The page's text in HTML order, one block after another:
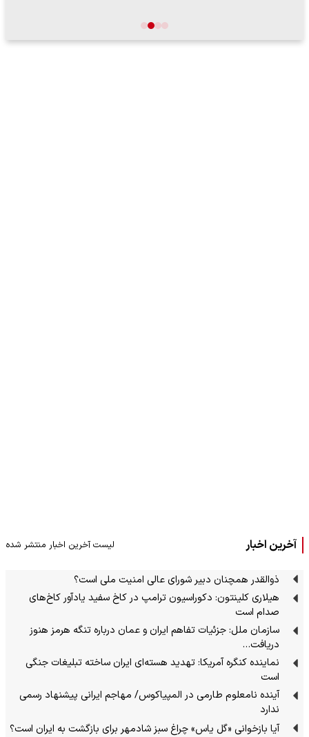
آخرین اخبار لیست آخرین اخبار منتشر شده
ذوالقدر همچنان دبیر شورای ‌عالی امنیت ملی است؟
هیلاری کلینتون: دکوراسیون ترامپ در کاخ سفید یادآور کاخ‌های
صدام است
سازمان ملل: جزئیات تفاهم ایران و عمان درباره تنگه هرمز هنوز
دریافت…
نماینده کنگره آمریکا: تهدید هسته‌ای ایران ساخته تبلیغات جنگی
است
آینده نامعلوم طارمی در المپیاکوس/ مهاجم ایرانی پیشنهاد رسمی
ندارد
آیا بازخوانی «گل یاس» چراغ سبز شادمهر برای بازگشت به ایران است؟